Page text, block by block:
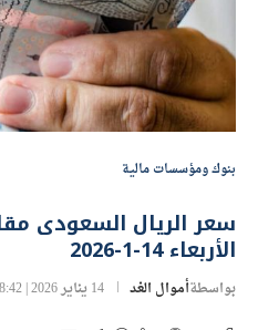
بنوك ومؤسسات مالية
سعر الريال السعودى
الأربعاء 14-1-2026
بواسطةأموال الغد 14 يناير 2026 | 8:42 ص